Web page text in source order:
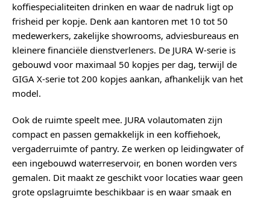
koffiespecialiteiten drinken en waar de nadruk ligt op
frisheid per kopje. Denk aan kantoren met 10 tot 50
medewerkers, zakelijke showrooms, adviesbureaus en
kleinere financiële dienstverleners. De JURA W-serie is
gebouwd voor maximaal 50 kopjes per dag, terwijl de
GIGA X-serie tot 200 kopjes aankan, afhankelijk van het
model.
Ook de ruimte speelt mee. JURA volautomaten zijn
compact en passen gemakkelijk in een koffiehoek,
vergaderruimte of pantry. Ze werken op leidingwater of
een ingebouwd waterreservoir, en bonen worden vers
gemalen. Dit maakt ze geschikt voor locaties waar geen
grote opslagruimte beschikbaar is en waar smaak en